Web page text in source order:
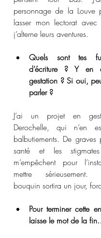
personnage de la Louve
lasser mon lectorat avec
j’alterne leurs aventures.
Quels sont tes
d’écriture ? Y en
gestation ? Si oui,
parler ?
J’ai un projet en
Derochelle, qui n’en
balbutiements. De graves
santé et les
m’empêchent pour
mettre
bouquin sortira un jour,
Pour terminer cette
laisse le mot de la